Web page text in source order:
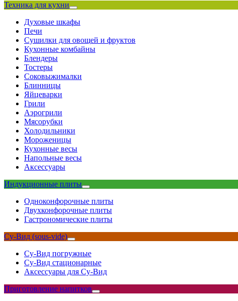
Техника для кухни
Духовые шкафы
Печи
Сушилки для овощей и фруктов
Кухонные комбайны
Блендеры
Тостеры
Соковыжималки
Блинницы
Яйцеварки
Грили
Аэрогрили
Мясорубки
Холодильники
Мороженицы
Кухонные весы
Напольные весы
Аксессуары
Индукционные плиты
Одноконфорочные плиты
Двухконфорочные плиты
Гастрономические плиты
Су-Вид (sous-vide)
Су-Вид погружные
Су-Вид стационарные
Аксессуары для Су-Вид
Приготовление напитков